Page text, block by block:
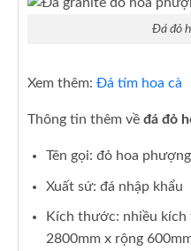
Đá đỏ
Xem thêm: Đá tím hoa cà
Thông tin thêm về đá đỏ
Tên gọi: đỏ hoa
Xuất sứ: đá nhập khẩu
Kích thước: nhiều
2800mm x rộng